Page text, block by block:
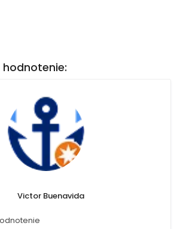
hodnotenie:
Victor Buenavida